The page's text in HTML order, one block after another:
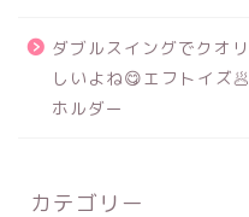
ダブルスイングでクオ
しいよね😋エフトイズ
ホルダー
カテゴリー